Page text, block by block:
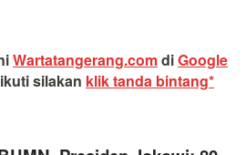
Wartatangerang.comdiGoogle
silakan klik tanda bintang*